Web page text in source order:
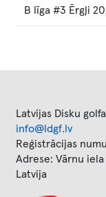
B līga #3 Ērgļi
Latvijas Disku
info@ldgf.lv
Reģistrācijas
Adrese: Vārnu iela
Latvija